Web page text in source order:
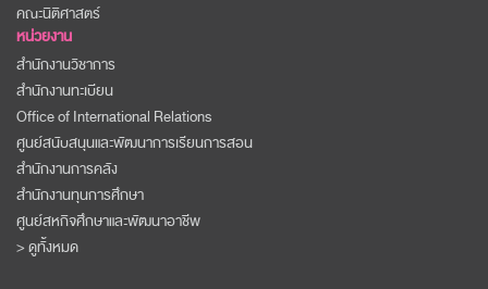
คณะนิติศาสตร์
หน่วยงาน
สำนักงานวิชาการ
สำนักงานทะเบียน
Office of International Relations
ศูนย์สนับสนุนและพัฒนาการเรียนการสอน
สำนักงานการคลัง
สำนักงานทุนการศึกษา
ศูนย์สหกิจศึกษาและพัฒนาอาชีพ
> ดูทั้งหมด